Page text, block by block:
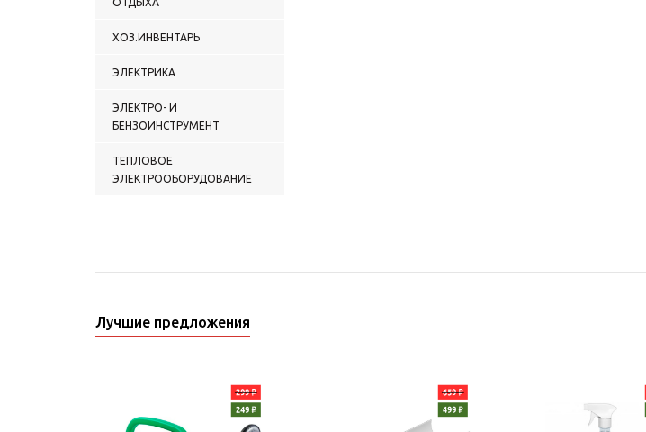
ХОЗ.ИНВЕНТАРЬ
ЭЛЕКТРИКА
ЭЛЕКТРО- И
БЕНЗОИНСТРУМЕНТ
ТЕПЛОВОЕ
ЭЛЕКТРООБОРУДОВАНИЕ
Лучшие предложения